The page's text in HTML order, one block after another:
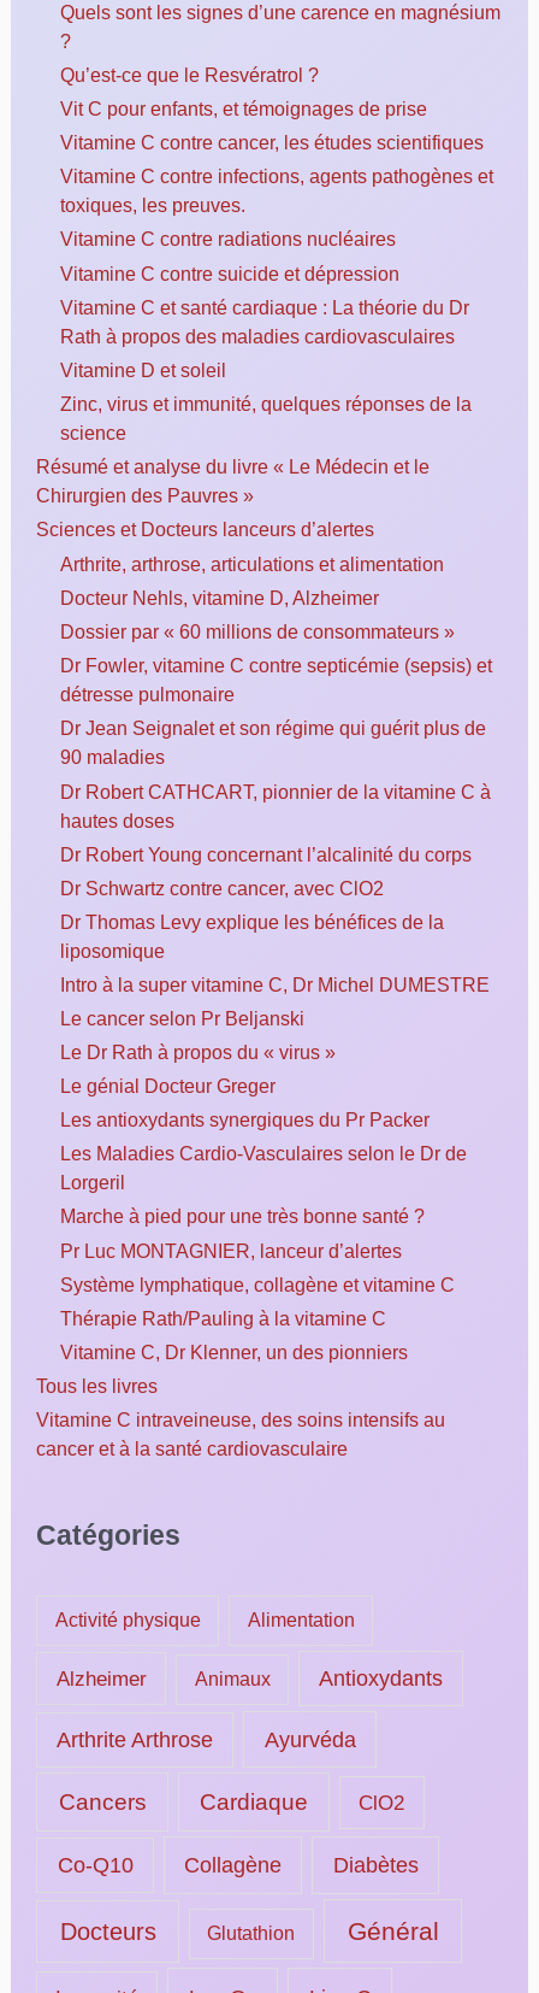
Quels sont les signes d’une carence en magnésium
?
Qu’est-ce que le Resvératrol ?
Vit C pour enfants, et témoignages de prise
Vitamine C contre cancer, les études scientifiques
Vitamine C contre infections, agents pathogènes et
toxiques, les preuves.
Vitamine C contre radiations nucléaires
Vitamine C contre suicide et dépression
Vitamine C et santé cardiaque : La théorie du Dr
Rath à propos des maladies cardiovasculaires
Vitamine D et soleil
Zinc, virus et immunité, quelques réponses de la
science
Résumé et analyse du livre « Le Médecin et le
Chirurgien des Pauvres »
Sciences et Docteurs lanceurs d’alertes
Arthrite, arthrose, articulations et alimentation
Docteur Nehls, vitamine D, Alzheimer
Dossier par « 60 millions de consommateurs »
Dr Fowler, vitamine C contre septicémie (sepsis) et
détresse pulmonaire
Dr Jean Seignalet et son régime qui guérit plus de
90 maladies
Dr Robert CATHCART, pionnier de la vitamine C à
hautes doses
Dr Robert Young concernant l’alcalinité du corps
Dr Schwartz contre cancer, avec ClO2
Dr Thomas Levy explique les bénéfices de la
liposomique
Intro à la super vitamine C, Dr Michel DUMESTRE
Le cancer selon Pr Beljanski
Le Dr Rath à propos du « virus »
Le génial Docteur Greger
Les antioxydants synergiques du Pr Packer
Les Maladies Cardio-Vasculaires selon le Dr de
Lorgeril
Marche à pied pour une très bonne santé ?
Pr Luc MONTAGNIER, lanceur d’alertes
Système lymphatique, collagène et vitamine C
Thérapie Rath/Pauling à la vitamine C
Vitamine C, Dr Klenner, un des pionniers
Tous les livres
Vitamine C intraveineuse, des soins intensifs au
cancer et à la santé cardiovasculaire
Catégories
Activité physique Alimentation
Alzheimer Animaux Antioxydants
Arthrite Arthrose Ayurvéda
Cancers Cardiaque ClO2
Co-Q10 Collagène Diabètes
Docteurs Glutathion Général